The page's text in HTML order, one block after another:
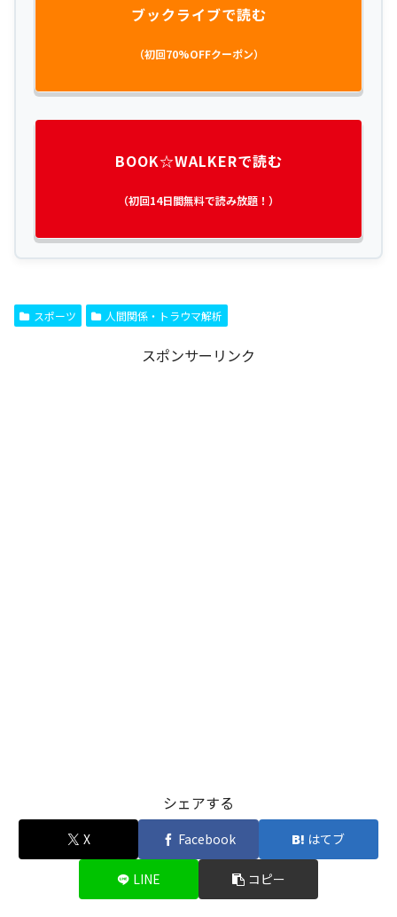
ブックライブで読む
（初回70%OFFクーポン）
BOOK☆WALKERで読む
（初回14日間無料で読み放題！）
スポーツ 人間関係・トラウマ解析
スポンサーリンク
シェアする
X Facebook はてブ
LINE コピー